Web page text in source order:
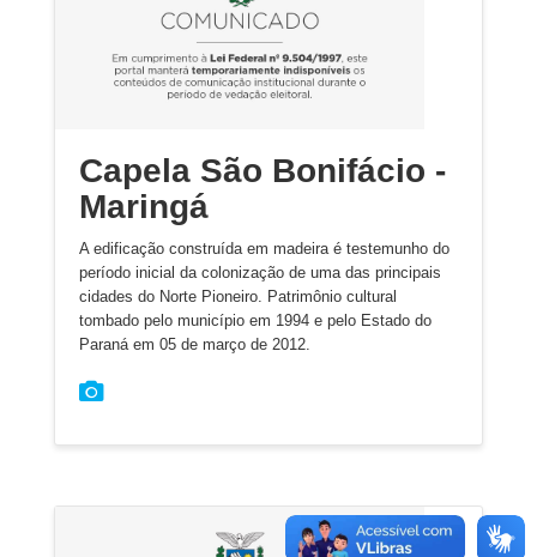
Capela São Bonifácio -
Maringá
A edificação construída em madeira é testemunho do
período inicial da colonização de uma das principais
cidades do Norte Pioneiro. Patrimônio cultural
tombado pelo município em 1994 e pelo Estado do
Paraná em 05 de março de 2012.